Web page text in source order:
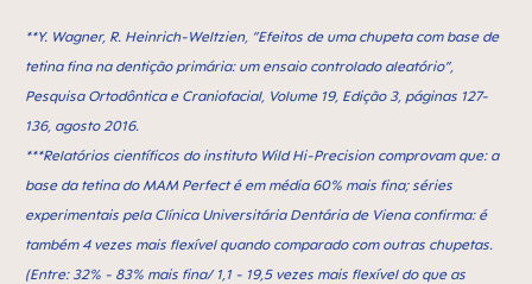
**Y. Wagner, R. Heinrich-Weltzien, ”Efeitos de uma chupeta com base de
tetina fina na dentição primária: um ensaio controlado aleatório”,
Pesquisa Ortodôntica e Craniofacial, Volume 19, Edição 3, páginas 127-
136, agosto 2016.
***Relatórios científicos do instituto Wild Hi-Precision comprovam que: a
base da tetina do MAM Perfect é em média 60% mais fina; séries
experimentais pela Clínica Universitária Dentária de Viena confirma: é
também 4 vezes mais flexível quando comparado com outras chupetas.
(Entre: 32% - 83% mais fina/ 1,1 - 19,5 vezes mais flexível do que as